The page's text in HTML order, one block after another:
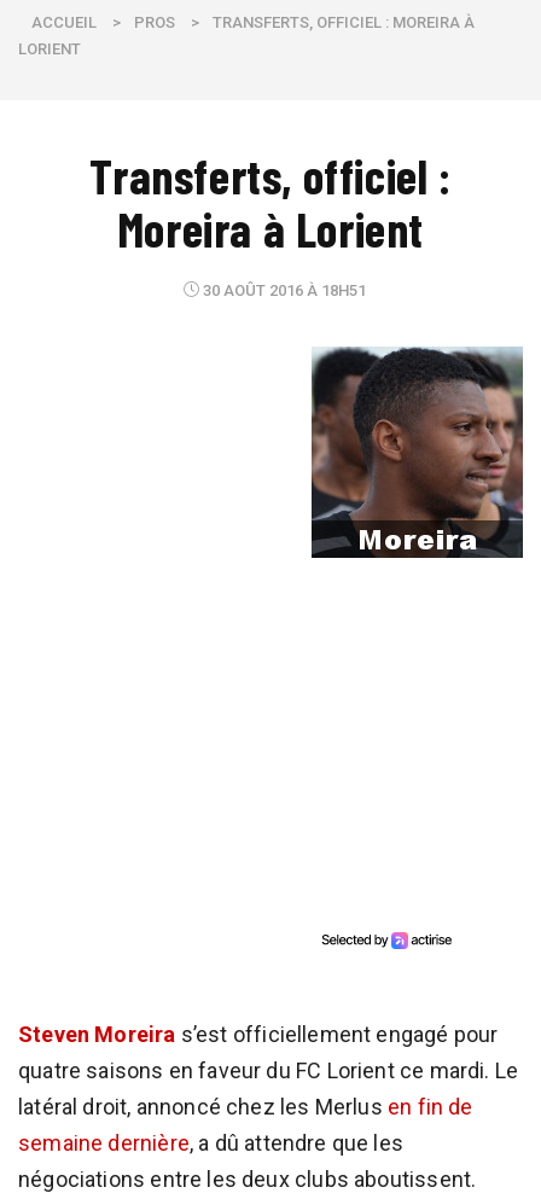
ACCUEIL > PROS >
TRANSFERTS, OFFICIEL : MOREIRA À
LORIENT
Transferts, officiel :
Moreira à Lorient
30 AOÛT 2016 À 18H51
Steven Moreira s’est officiellement engagé pour
quatre saisons en faveur du FC Lorient ce mardi. Le
latéral droit, annoncé chez les Merlus en fin de
semaine dernière, a dû attendre que les
négociations entre les deux clubs aboutissent.